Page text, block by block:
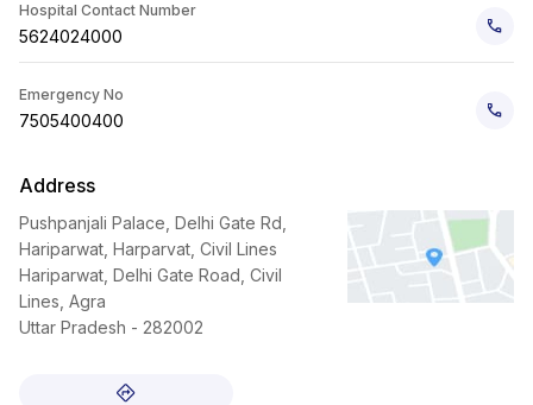
Hospital Contact Number
5624024000
Emergency No
7505400400
Address
Pushpanjali Palace, Delhi Gate Rd,
Hariparwat, Harparvat, Civil Lines
Hariparwat, Delhi Gate Road, Civil
Lines, Agra
Uttar Pradesh - 282002